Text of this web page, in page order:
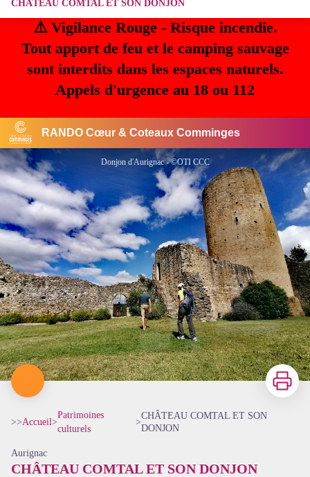
⚠️ Vigilance Rouge - Risque incendie.
Tout apport de feu et le camping sauvage
sont interdits dans les espaces naturels.
Appels d'urgence au 18 ou 112
RANDO Cœur & Coteaux Comminges
CHÂTEAU COMTAL ET SON DONJON
Donjon d'Aurignac - ©OTI CCC
Imprimer
>>Accueil>
Patrimoines
culturels
>
CHÂTEAU COMTAL ET SON
DONJON
Aurignac
CHÂTEAU COMTAL ET SON DONJON